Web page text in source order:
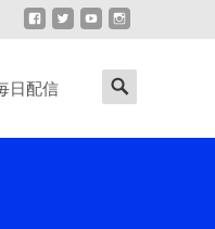
日配信
Search